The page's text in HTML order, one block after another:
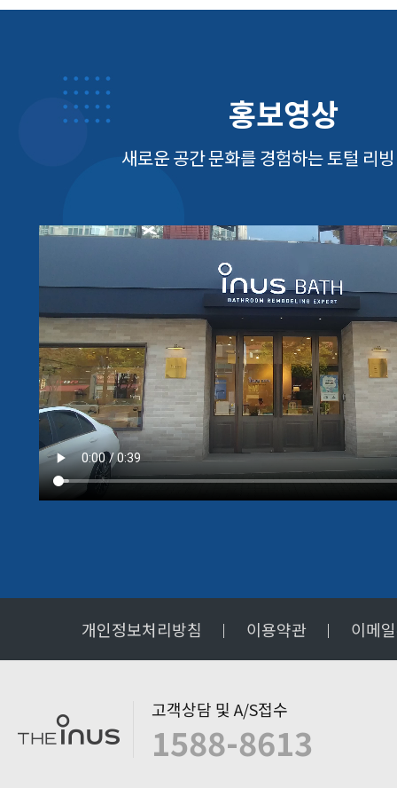
홍보영상
새로운 공간 문화를 경험하는 토털 리
개인정보처리방침 이용약관 이메
고객상담 및 A/S접수
1588-8613